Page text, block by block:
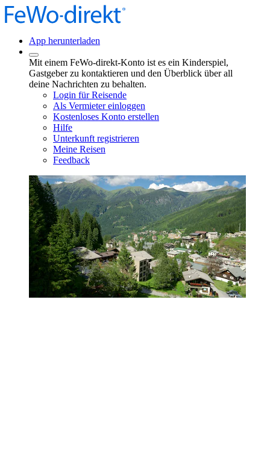
App herunterladen
Mit einem FeWo-direkt-Konto ist es ein Kinderspiel,
Gastgeber zu kontaktieren und den Überblick über all
deine Nachrichten zu behalten.
Login für Reisende
Als Vermieter einloggen
Kostenloses Konto erstellen
Hilfe
Unterkunft registrieren
Meine Reisen
Feedback